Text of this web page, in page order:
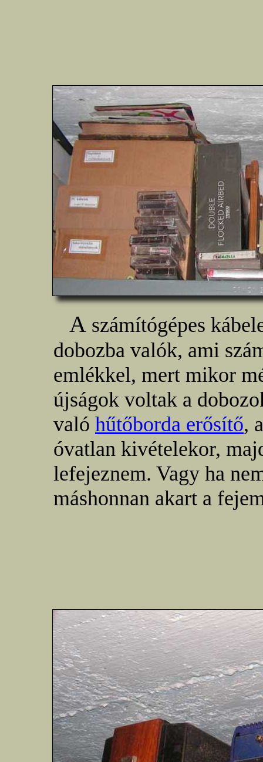
A számítógépes
dobozba valók, ami
emlékkel, mert mikor
újságok voltak a
való hűtőborda erősítő,
óvatlan kivételekor,
lefejeznem. Vagy ha
máshonnan akart a